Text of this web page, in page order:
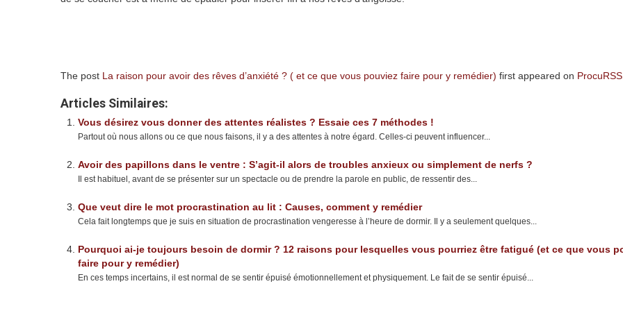
The post La raison pour avoir des rêves d’anxiété ? ( et ce que vous pouviez faire pour y remédier) first appeared on
Articles Similaires:
Vous désirez vous donner des attentes réalistes ? Essaie ces 7 méthodes !
Partout où nous allons ou ce que nous faisons, il y a des attentes à notre égard. Celles-ci peuvent influencer...
Avoir des papillons dans le ventre : S’agit-il alors de troubles anxieux ou simplement de nerfs ?
Il est habituel, avant de se présenter sur un spectacle ou de prendre la parole en public, de ressentir des...
Que veut dire le mot procrastination au lit : Causes, comment y remédier
Cela fait longtemps que je suis en situation de procrastination vengeresse à l’heure de dormir. Il y a seulement quelques...
Pourquoi ai-je toujours besoin de dormir ? 12 raisons pour lesquelles vous pourriez être fatigué (et ce que vous
faire pour y remédier)
En ces temps incertains, il est normal de se sentir épuisé émotionnellement et physiquement. Le fait de se sentir épuisé...